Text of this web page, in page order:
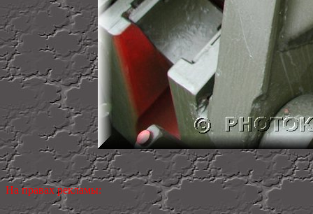
На правах рекламы: